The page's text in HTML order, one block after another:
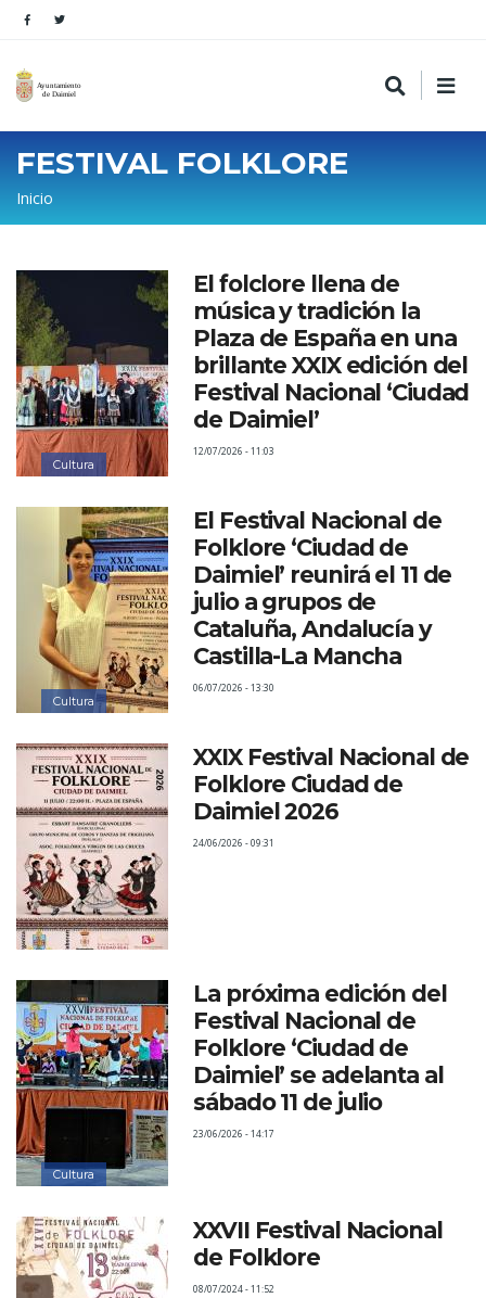
FESTIVAL FOLKLORE
Sobrescribir
enlaces
de
ayuda
a
la
navegación
Inicio
Cultura
El folclore llena de
música y tradición la
Plaza de España en una
brillante XXIX edición del
Festival Nacional ‘Ciudad
de Daimiel’
12/07/2026 - 11:03
Cultura
El Festival Nacional de
Folklore ‘Ciudad de
Daimiel’ reunirá el 11 de
julio a grupos de
Cataluña, Andalucía y
Castilla-La Mancha
06/07/2026 - 13:30
XXIX Festival Nacional de
Folklore Ciudad de
Daimiel 2026
24/06/2026 - 09:31
Cultura
La próxima edición del
Festival Nacional de
Folklore ‘Ciudad de
Daimiel’ se adelanta al
sábado 11 de julio
23/06/2026 - 14:17
XXVII Festival Nacional
de Folklore
08/07/2024 - 11:52